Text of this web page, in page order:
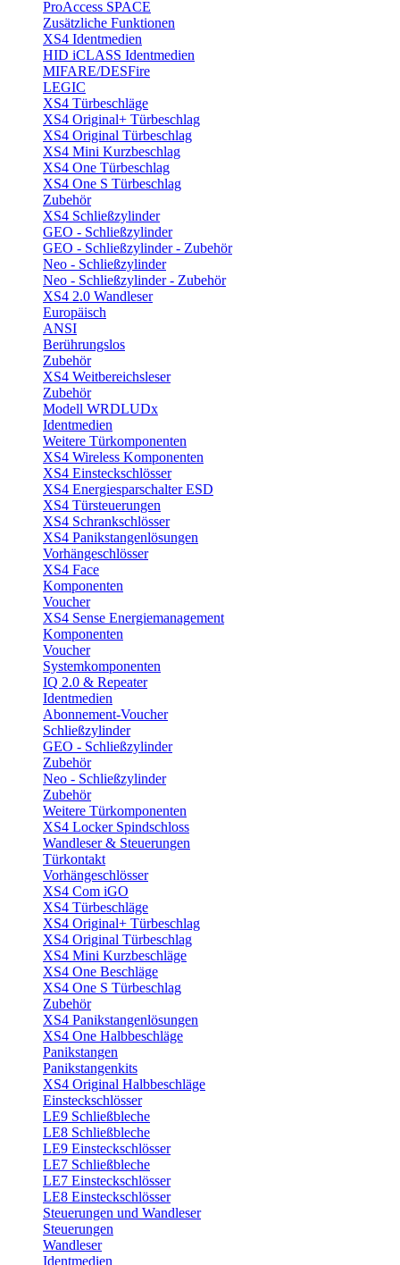
ProAccess SPACE
Zusätzliche Funktionen
XS4 Identmedien
HID iCLASS Identmedien
MIFARE/DESFire
LEGIC
XS4 Türbeschläge
XS4 Original+ Türbeschlag
XS4 Original Türbeschlag
XS4 Mini Kurzbeschlag
XS4 One Türbeschlag
XS4 One S Türbeschlag
Zubehör
XS4 Schließzylinder
GEO - Schließzylinder
GEO - Schließzylinder - Zubehör
Neo - Schließzylinder
Neo - Schließzylinder - Zubehör
XS4 2.0 Wandleser
Europäisch
ANSI
Berührungslos
Zubehör
XS4 Weitbereichsleser
Zubehör
Modell WRDLUDx
Identmedien
Weitere Türkomponenten
XS4 Wireless Komponenten
XS4 Einsteckschlösser
XS4 Energiesparschalter ESD
XS4 Türsteuerungen
XS4 Schrankschlösser
XS4 Panikstangenlösungen
Vorhängeschlösser
XS4 Face
Komponenten
Voucher
XS4 Sense Energiemanagement
Komponenten
Voucher
Systemkomponenten
IQ 2.0 & Repeater
Identmedien
Abonnement-Voucher
Schließzylinder
GEO - Schließzylinder
Zubehör
Neo - Schließzylinder
Zubehör
Weitere Türkomponenten
XS4 Locker Spindschloss
Wandleser & Steuerungen
Türkontakt
Vorhängeschlösser
XS4 Com iGO
XS4 Türbeschläge
XS4 Original+ Türbeschlag
XS4 Original Türbeschlag
XS4 Mini Kurzbeschläge
XS4 One Beschläge
XS4 One S Türbeschlag
Zubehör
XS4 Panikstangenlösungen
XS4 One Halbbeschläge
Panikstangen
Panikstangenkits
XS4 Original Halbbeschläge
Einsteckschlösser
LE9 Schließbleche
LE8 Schließbleche
LE9 Einsteckschlösser
LE7 Schließbleche
LE7 Einsteckschlösser
LE8 Einsteckschlösser
Steuerungen und Wandleser
Steuerungen
Wandleser
Identmedien